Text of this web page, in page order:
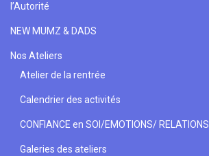
l’Autorité
NEW MUMZ & DADS
Nos Ateliers
Atelier de la rentrée
Calendrier des activités
CONFIANCE en SOI/EMOTIONS/ RELATIONS
Galeries des ateliers